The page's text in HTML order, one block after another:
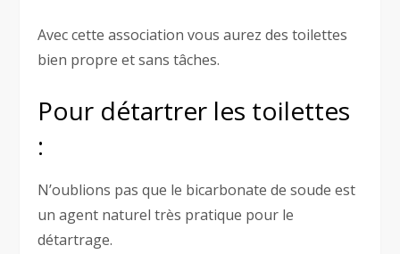
Avec cette association vous aurez des toilettes
bien propre et sans tâches.
Pour détartrer les toilettes
:
N’oublions pas que le bicarbonate de soude est
un agent naturel très pratique pour le
détartrage.